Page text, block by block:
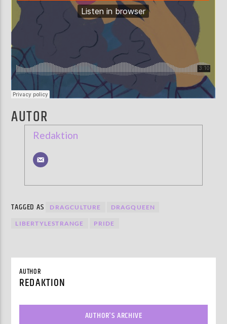
AUTOR
Redaktion
TAGGED AS DRAGCULTURE DRAGQUEEN
LIBERTYLESTRANGE PRIDE
AUTHOR
REDAKTION
AUTHOR'S ARCHIVE